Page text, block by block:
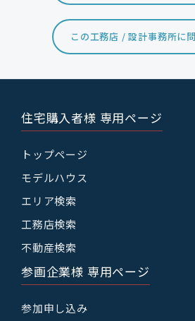
この工務店 / 設計事務所に
住宅購入者様 専用ページ
トップページ
モデルハウス
エリア検索
工務店検索
不動産検索
参画企業様 専用ページ
参加申し込み